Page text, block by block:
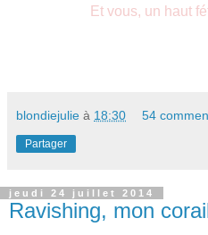
Et vous, un haut
blondiejulie à 18:30 54
Partager
jeudi 24 juillet 2014
Ravishing, mon